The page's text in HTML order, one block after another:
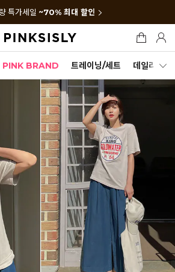
특가세일 ~70% 최대 할인
PINK BRAND 트레이닝/세트 데일리세트